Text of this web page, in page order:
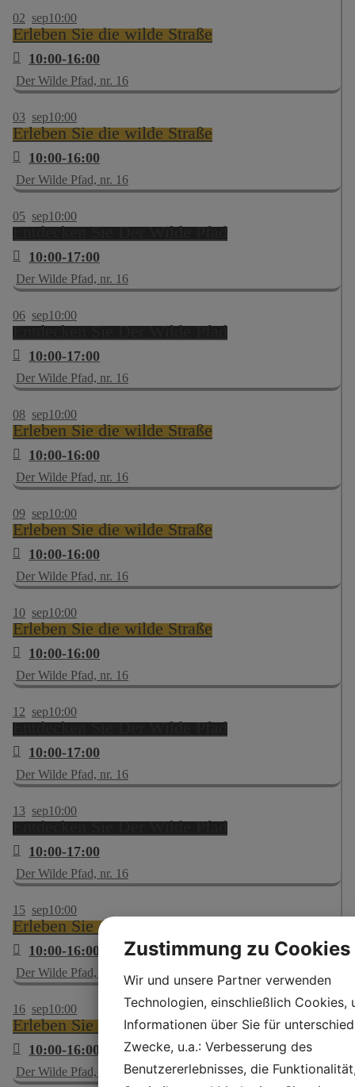
02 sep10:00
Erleben Sie die wilde Straße
10:00-16:00
Der Wilde Pfad, nr. 16
03 sep10:00
Erleben Sie die wilde Straße
10:00-16:00
Der Wilde Pfad, nr. 16
05 sep10:00
Entdecken Sie Der Wilde Pfad
10:00-17:00
Der Wilde Pfad, nr. 16
06 sep10:00
Entdecken Sie Der Wilde Pfad
10:00-17:00
Der Wilde Pfad, nr. 16
08 sep10:00
Erleben Sie die wilde Straße
10:00-16:00
Der Wilde Pfad, nr. 16
09 sep10:00
Erleben Sie die wilde Straße
10:00-16:00
Der Wilde Pfad, nr. 16
10 sep10:00
Erleben Sie die wilde Straße
10:00-16:00
Der Wilde Pfad, nr. 16
12 sep10:00
Entdecken Sie Der Wilde Pfad
10:00-17:00
Der Wilde Pfad, nr. 16
13 sep10:00
Entdecken Sie Der Wilde Pfad
10:00-17:00
Der Wilde Pfad, nr. 16
15 sep10:00
Erleben Sie die wilde Straße
10:00-16:00
Der Wilde Pfad, nr. 16
16 sep10:00
Erleben Sie die wilde Straße
10:00-16:00
Der Wilde Pfad, nr. 16
Zustimmung zu Cookies
Wir und unsere Partner verwenden
Technologien, einschließlich Cookies,
Informationen über Sie für
Zwecke, u.a.: Verbesserung des
Benutzererlebnisses, die